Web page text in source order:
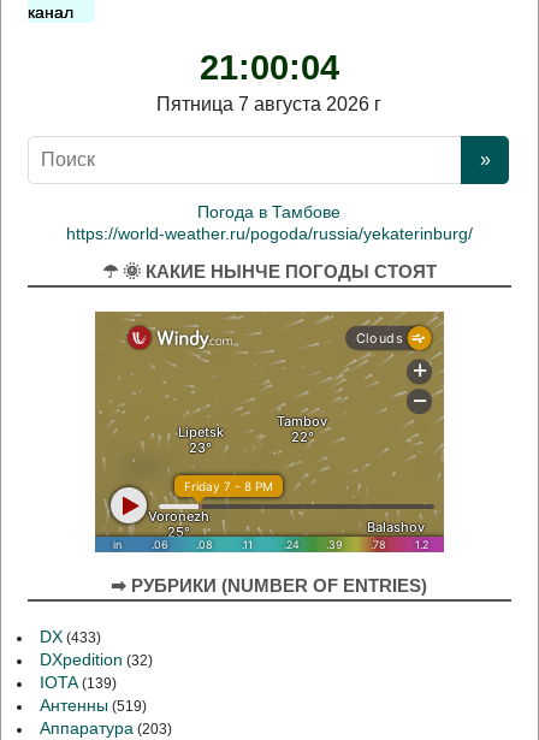
канал
21:00:04
Пятница 7 августа 2026 г
Погода в Тамбове
https://world-weather.ru/pogoda/russia/yekaterinburg/
☂ 🌞 КАКИЕ НЫНЧЕ ПОГОДЫ СТОЯТ
➡ РУБРИКИ (NUMBER OF ENTRIES)
DX (433)
DXpedition (32)
IOTA(139)
Антенны (519)
Аппаратура (203)